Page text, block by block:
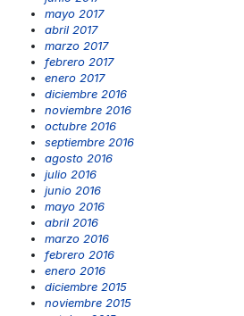
mayo 2017
abril 2017
marzo 2017
febrero 2017
enero 2017
diciembre 2016
noviembre 2016
octubre 2016
septiembre 2016
agosto 2016
julio 2016
junio 2016
mayo 2016
abril 2016
marzo 2016
febrero 2016
enero 2016
diciembre 2015
noviembre 2015